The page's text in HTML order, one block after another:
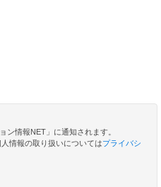
ン情報NET」に通知されます。
情報の取り扱いについてはプライバシ